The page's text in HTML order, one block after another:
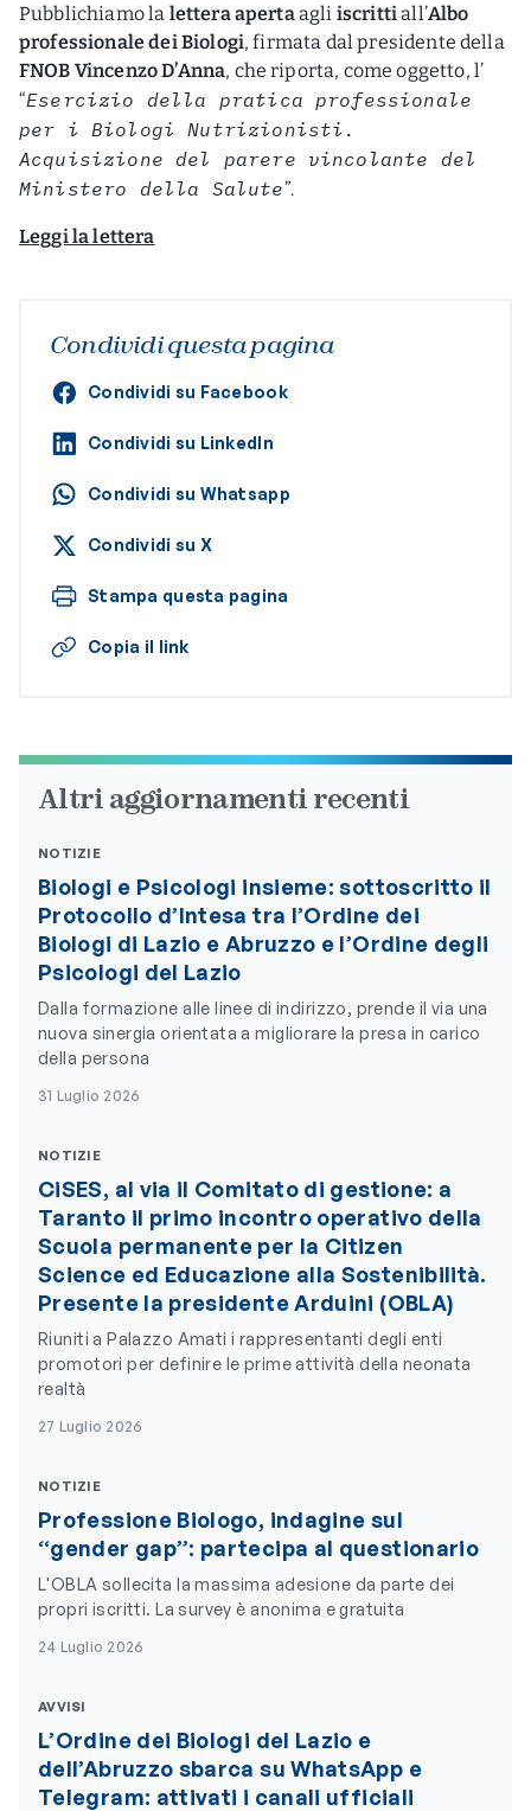
Pubblichiamo la lettera aperta agli iscritti all’Albo
professionale dei Biologi, firmata dal presidente della
FNOB Vincenzo D’Anna, che riporta, come oggetto, l’
“Esercizio della pratica professionale
per i Biologi Nutrizionisti.
Acquisizione del parere vincolante del
Ministero della Salute”.
Leggi la lettera
Condividi questa pagina
Condividi su Facebook
Condividi su LinkedIn
Condividi su Whatsapp
Condividi su X
Stampa questa pagina
Copia il link
Altri aggiornamenti recenti
NOTIZIE
Biologi e Psicologi insieme: sottoscritto il
Protocollo d’Intesa tra l’Ordine dei
Biologi di Lazio e Abruzzo e l’Ordine degli
Psicologi del Lazio
Dalla formazione alle linee di indirizzo, prende il via una
nuova sinergia orientata a migliorare la presa in carico
della persona
31 Luglio 2026
NOTIZIE
CiSES, al via il Comitato di gestione: a
Taranto il primo incontro operativo della
Scuola permanente per la Citizen
Science ed Educazione alla Sostenibilità.
Presente la presidente Arduini (OBLA)
Riuniti a Palazzo Amati i rappresentanti degli enti
promotori per definire le prime attività della neonata
realtà
27 Luglio 2026
NOTIZIE
Professione Biologo, indagine sul
“gender gap”: partecipa al questionario
L'OBLA sollecita la massima adesione da parte dei
propri iscritti. La survey è anonima e gratuita
24 Luglio 2026
AVVISI
L’Ordine dei Biologi del Lazio e
dell’Abruzzo sbarca su WhatsApp e
Telegram: attivati i canali ufficiali